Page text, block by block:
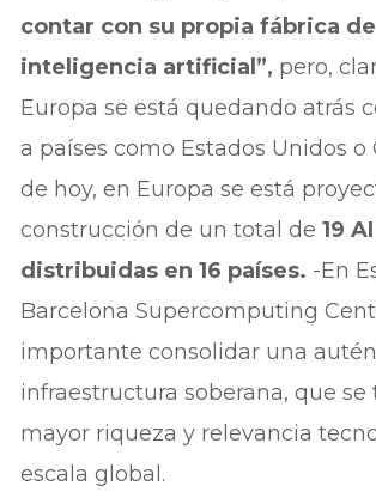
contar con su propia fábrica de
inteligencia artificial”, pero,
Europa se está quedando atrás
a países como Estados Unidos o
de hoy, en Europa se está
construcción de un total de19
distribuidas en 16 países. -En
Barcelona Supercomputing
importante consolidar una
infraestructura soberana, que se
mayor riqueza y relevancia
escala global.